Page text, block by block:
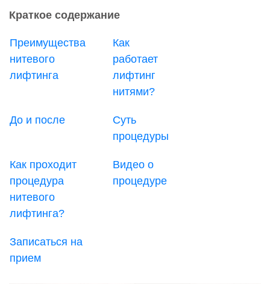
Краткое содержание
Преимущества
нитевого
лифтинга
Как
работает
лифтинг
нитями?
До и после
Суть
процедуры
Как проходит
процедура
нитевого
лифтинга?
Видео о
процедуре
Записаться на
прием